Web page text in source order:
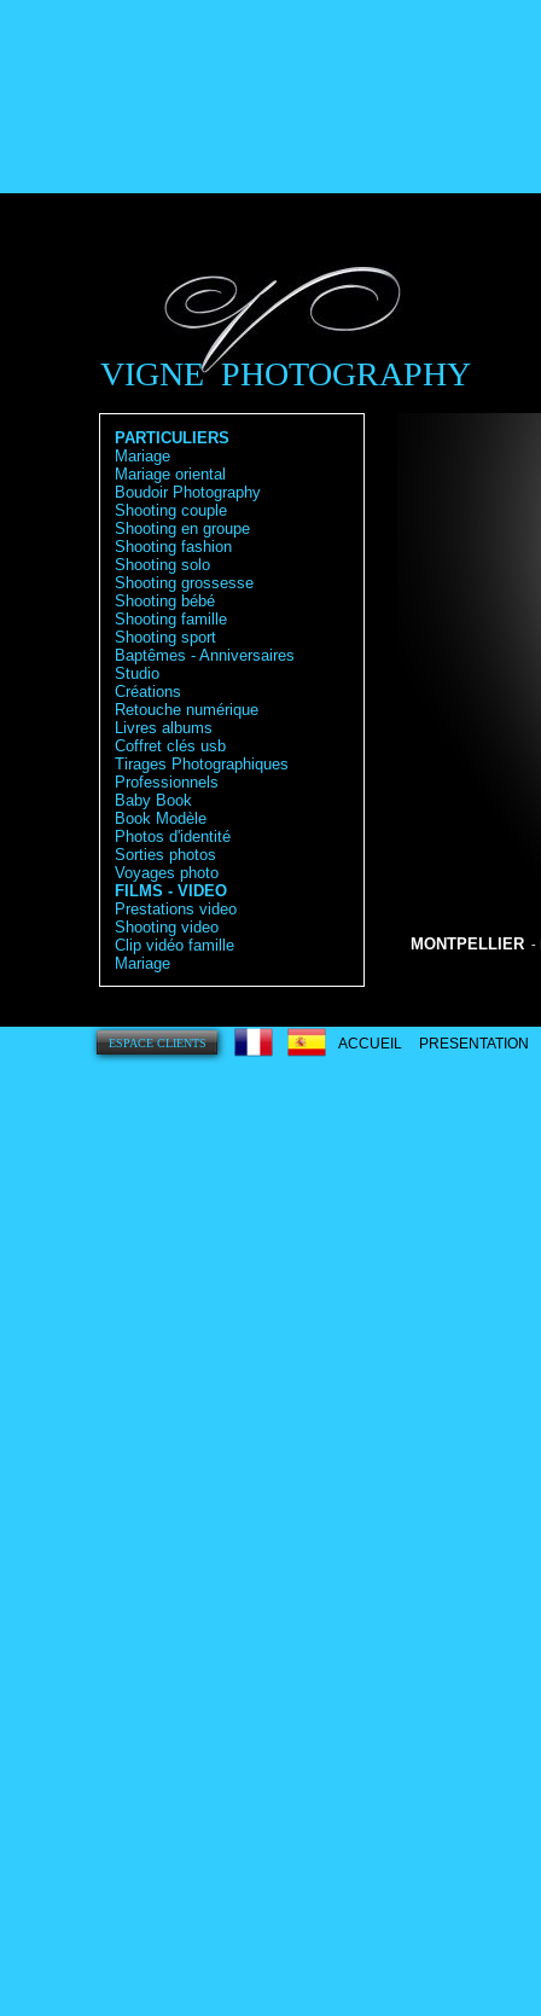
MONTPELLIER -
ACCUEIL PRESENTATION
PARTICULIERS
Mariage
Mariage oriental
Boudoir Photography
Shooting couple
Shooting en groupe
Shooting fashion
Shooting solo
Shooting grossesse
Shooting bébé
Shooting famille
Shooting sport
Baptêmes - Anniversaires
Studio
Créations
Retouche numérique
Livres albums
Coffret clés usb
Tirages Photographiques
Professionnels
Baby Book
Book Modèle
Photos d'identité
Sorties photos
Voyages photo
FILMS - VIDEO
Prestations video
Shooting video
Clip vidéo famille
Mariage
VIGNE PHOTOGRAPHY
ESPACE CLIENTS